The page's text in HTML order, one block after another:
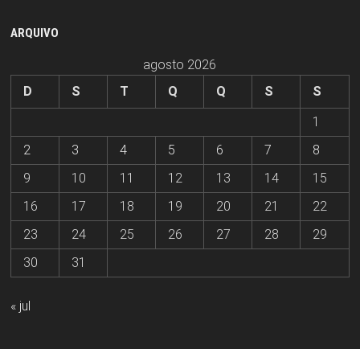
ARQUIVO
agosto 2026
D
S T Q Q S
S
1
2
3 4 5 6 7
8
9
10 11 12 13 14
15
16
17 18 19 20 21
22
23
24 25 26 27 28
29
30
31
« jul